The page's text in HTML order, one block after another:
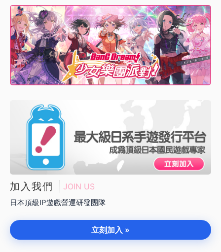
加入我們 JOIN US
日本頂級IP遊戲營運研發團隊
立刻加入 »